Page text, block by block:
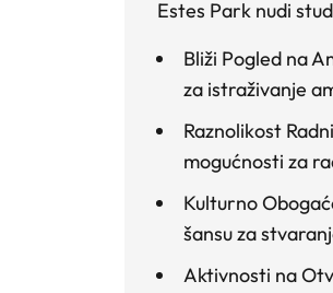
Estes Park nudi
Bliži Pogled na
za istraživanje
Raznolikost
mogućnosti za
Kulturno
šansu za
Aktivnosti na